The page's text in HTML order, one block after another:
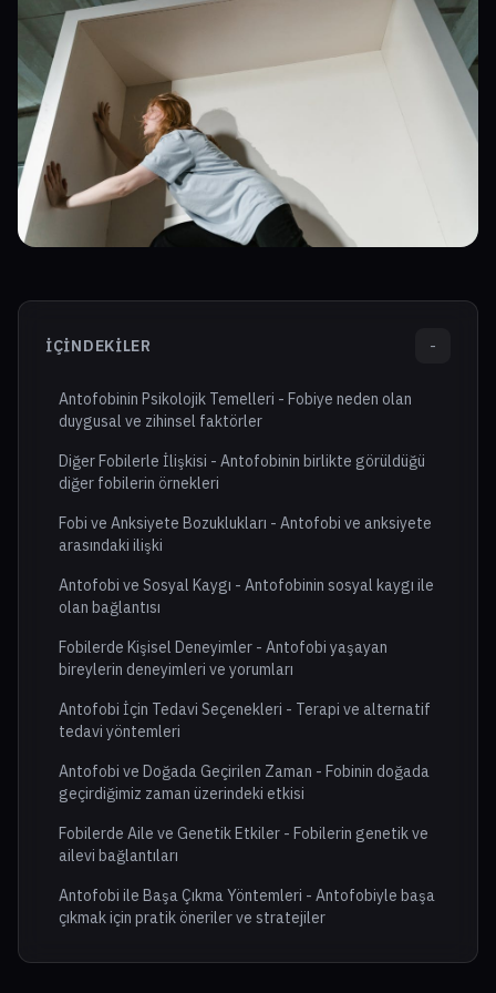
İÇINDEKILER -
Antofobinin Psikolojik Temelleri - Fobiye neden olan
duygusal ve zihinsel faktörler
Diğer Fobilerle İlişkisi - Antofobinin birlikte görüldüğü
diğer fobilerin örnekleri
Fobi ve Anksiyete Bozuklukları - Antofobi ve anksiyete
arasındaki ilişki
Antofobi ve Sosyal Kaygı - Antofobinin sosyal kaygı ile
olan bağlantısı
Fobilerde Kişisel Deneyimler - Antofobi yaşayan
bireylerin deneyimleri ve yorumları
Antofobi İçin Tedavi Seçenekleri - Terapi ve alternatif
tedavi yöntemleri
Antofobi ve Doğada Geçirilen Zaman - Fobinin doğada
geçirdiğimiz zaman üzerindeki etkisi
Fobilerde Aile ve Genetik Etkiler - Fobilerin genetik ve
ailevi bağlantıları
Antofobi ile Başa Çıkma Yöntemleri - Antofobiyle başa
çıkmak için pratik öneriler ve stratejiler